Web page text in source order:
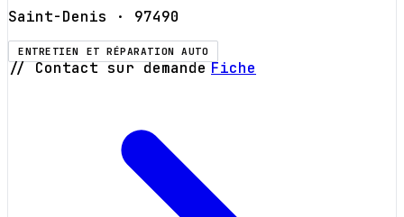
Saint-Denis · 97490
ENTRETIEN ET RÉPARATION AUTO
// Contact sur demande Fiche